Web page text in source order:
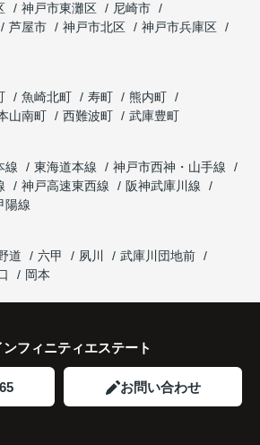
時間が増えました。
らしを前向きに考えられるようにな
を決断して本当に良かったと思ってい
のビルを大切に運営してくださること
。
た資産を安心して引き継ぐことがで
が納得できる売却となりました。
ド西宮北口」の査定だけでなく、新居
ミングや資金計画についても丁寧に説
いました。
、西宮北口駅へのアクセス、阪急西宮
教育施設、商業施設など、このエリア
家族は、
、この住まいを選ばれました。
家族それぞれの通勤・通学時間が短く
って、将来を見据えた良い選択だった
神戸市東灘区
尼崎市
芦屋市 神戸市北区
神戸市兵庫区
魚崎北町 寿町
熊内町
山南町 西難波町
武庫豊町
線 東海道本線
神戸市西神・山手線
神戸高速東西線
阪神武庫川線
陽線
道 六甲 夙川
武庫川団地前
岡本
ンフィニティエステート
お問い合わせ